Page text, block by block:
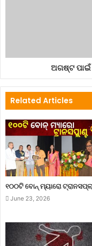
ଅଗଷ୍ଟ ପାଇଁ
Related Articles
୧୦୦ଟି ବୋନ୍ ମ୍ୟାରୋ
June 23, 2026